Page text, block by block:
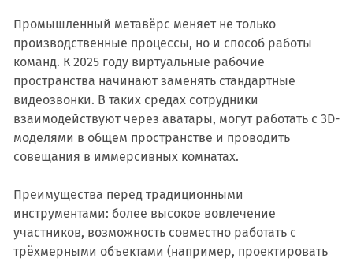
Промышленный метавёрс меняет не только
производственные процессы, но и способ работы
команд. К 2025 году виртуальные рабочие
пространства начинают заменять стандартные
видеозвонки. В таких средах сотрудники
взаимодействуют через аватары, могут работать с 3D-
моделями в общем пространстве и проводить
совещания в иммерсивных комнатах.
Преимущества перед традиционными
инструментами: более высокое вовлечение
участников, возможность совместно работать с
трёхмерными объектами (например, проектировать